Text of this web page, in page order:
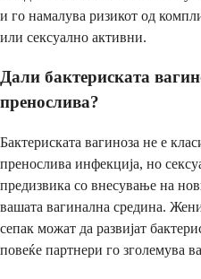
и го намалува ризикот од
или сексуално активни.
Дали бактериската
пренослива?
Бактериската вагиноза не е
пренослива инфекција, но
предизвика со внесување на
вашата вагинална средина.
сепак можат да развијат
повеќе партнери го зголемува